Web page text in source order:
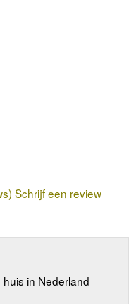
Schrijf een review
in Nederland